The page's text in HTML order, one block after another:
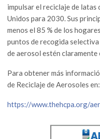
impulsar el reciclaje de
Unidos para 2030. Sus
menos el 85 % de los
puntos de recogida selectiva
de aerosol estén
Para obtener más
de Reciclaje de Aerosoles en:
https://www.thehcpa.org/